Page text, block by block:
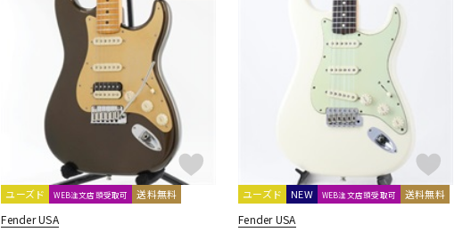
ユーズド WEB注文店頭受取可 送料無料
Fender USA
ユーズド NEW WEB注文店頭受取可 送料無料
Fender USA